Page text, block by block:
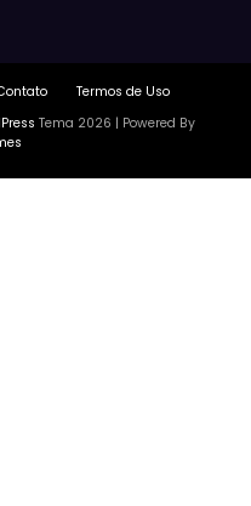
Termos de Uso
Tema 2026 | Powered By